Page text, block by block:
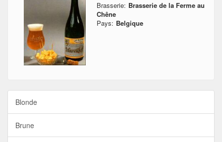
Brasserie: Brasserie de la Ferme au
Chêne
Pays: Belgique
Blonde
Brune